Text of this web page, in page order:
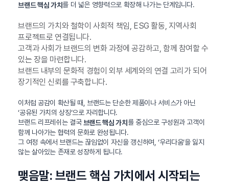
브랜드 핵심 가치를 더 넓은 영향력으로 확장해 나가는 단계입니다.
브랜드의 가치와 철학이 사회적 책임, ESG 활동, 지역사회
프로젝트로 연결됩니다.
고객과 사회가 브랜드의 변화 과정에 공감하고, 함께 참여할 수
있는 장을 마련합니다.
브랜드 내부의 문화적 경험이 외부 세계와의 연결 고리가 되어
장기적인 신뢰를 구축합니다.
이처럼 공감이 확산될 때, 브랜드는 단순한 제품이나 서비스가 아닌
‘공유된 가치의 상징’으로 자리합니다.
브랜드 리프레쉬는 결국브랜드 핵심 가치 를 중심으로 구성원과 고객이
함께 나아가는 협력의 문화로 완성됩니다.
그 여정 속에서 브랜드는 끊임없이 자신을 갱신하며, ‘우리다움’을 잃지
않는 살아있는 존재로 성장하게 됩니다.
맺음말: 브랜드 핵심 가치에서 시작되는